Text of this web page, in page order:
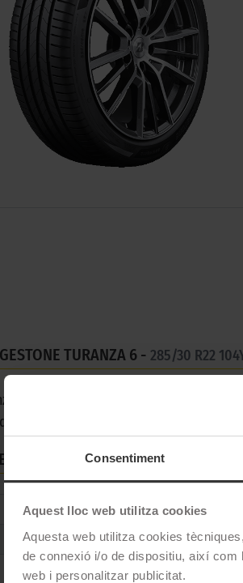
Consentiment
Aquest lloc web utilitza cookies
Aquesta web utilitza cookies
de connexió i/o de dispositiu, així
web i personalitzar publicitat.
TURANZA 6 - 285/30 R22
6 es un pneumàtic d'estiu per
busquin un pneumàtic eficient i
TÈCNIQUES